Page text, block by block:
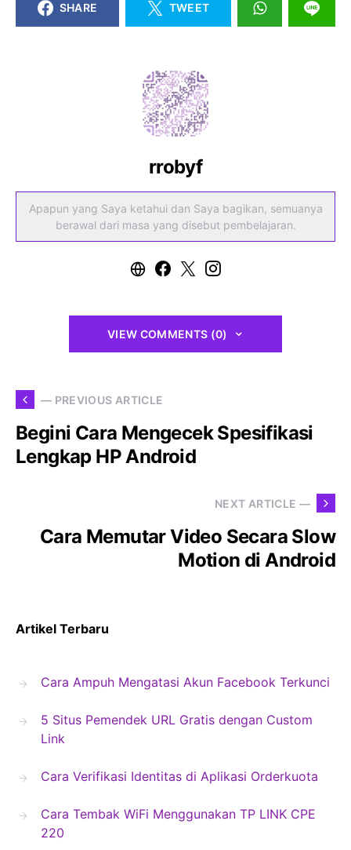
SHARE TWEET
rrobyf
Apapun yang Saya ketahui dan Saya bagikan, semuanya
berawal dari masa yang disebut pembelajaran.
VIEW COMMENTS (0)
— PREVIOUS ARTICLE
Begini Cara Mengecek Spesifikasi
Lengkap HP Android
NEXT ARTICLE —
Cara Memutar Video Secara Slow
Motion di Android
Artikel Terbaru
Cara Ampuh Mengatasi Akun Facebook Terkunci
5 Situs Pemendek URL Gratis dengan Custom
Link
Cara Verifikasi Identitas di Aplikasi Orderkuota
Cara Tembak WiFi Menggunakan TP LINK CPE
220